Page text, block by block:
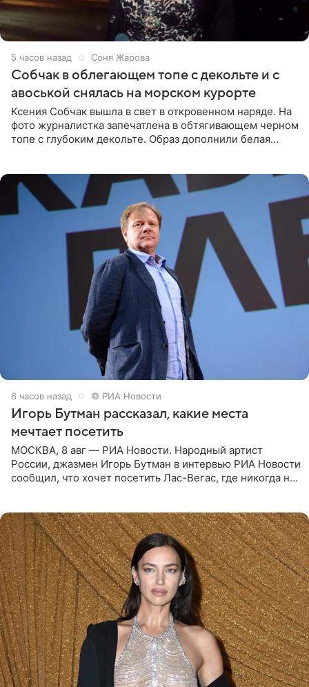
5 часов назад Соня Жарова
Собчак в облегающем топе с декольте и с
авоськой снялась на морском курорте
Ксения Собчак вышла в свет в откровенном наряде. На
фото журналистка запечатлена в обтягивающем черном
топе с глубоким декольте. Образ дополнили белая
6 часов назад © РИА Новости
Игорь Бутман рассказал, какие места
мечтает посетить
МОСКВА, 8 авг — РИА Новости. Народный артист
России, джазмен Игорь Бутман в интервью РИА Новости
сообщил, что хочет посетить Лас-Вегас, где никогда не